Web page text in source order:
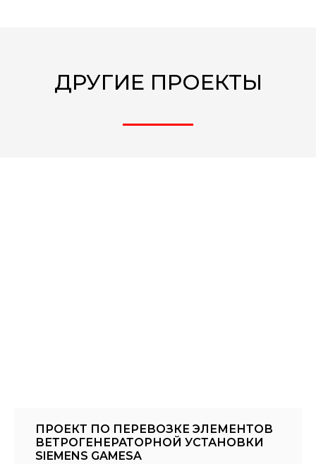
ДРУГИЕ ПРОЕКТЫ
ПРОЕКТ ПО ПЕРЕВОЗКЕ ЭЛЕМЕНТОВ
ВЕТРОГЕНЕРАТОРНОЙ УСТАНОВКИ
SIEMENS GAMESA